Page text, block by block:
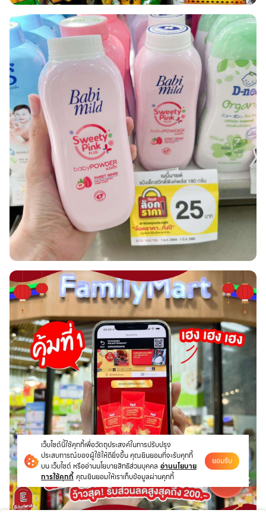
เว็บไซต์นี้ใช้คุกกี้เพื่อวัตถุประสงค์ในการปรับปรุง
ประสบการณ์ของผู้ใช้ให้ดียิ่งขึ้น คุณยินยอมที่จะรับคุกกี้
บน เว็บไซต์ หรืออ่านนโยบายสิทธิส่วนบุคคล อ่านนโยบาย
การใช้คุกกี้ คุณยินยอมให้เราเก็บข้อมูลผ่านคุกกี้
ยอมรับ